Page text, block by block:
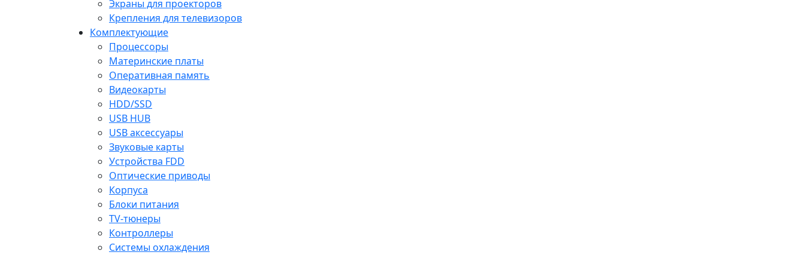
Экраны для проекторов
Крепления для телевизоров
Комплектующие
Процессоры
Материнские платы
Оперативная память
Видеокарты
HDD/SSD
USB HUB
USB аксессуары
Звуковые карты
Устройства FDD
Оптические приводы
Корпуса
Блоки питания
TV-тюнеры
Контроллеры
Системы охлаждения